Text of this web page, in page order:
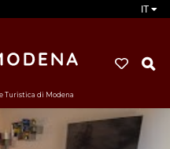
IT
Turistica di Modena